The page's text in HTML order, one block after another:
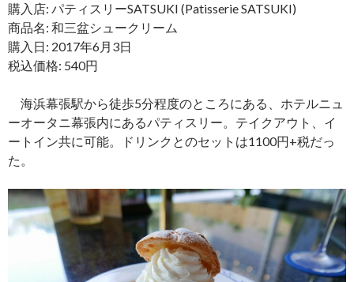
購入店: パティスリーSATSUKI (Patisserie SATSUKI)
商品名: 和三盆シュークリーム
購入日: 2017年6月3日
税込価格: 540円
海浜幕張駅から徒歩5分程度のところにある、ホテルニュ
ーオータニ幕張内にあるパティスリー。テイクアウト、イ
ートイン共に可能。ドリンクとのセットは1100円+税だっ
た。